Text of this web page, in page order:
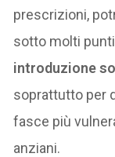
prescrizioni,
sotto molti
introduzione
soprattutto per
fasce più
anziani.